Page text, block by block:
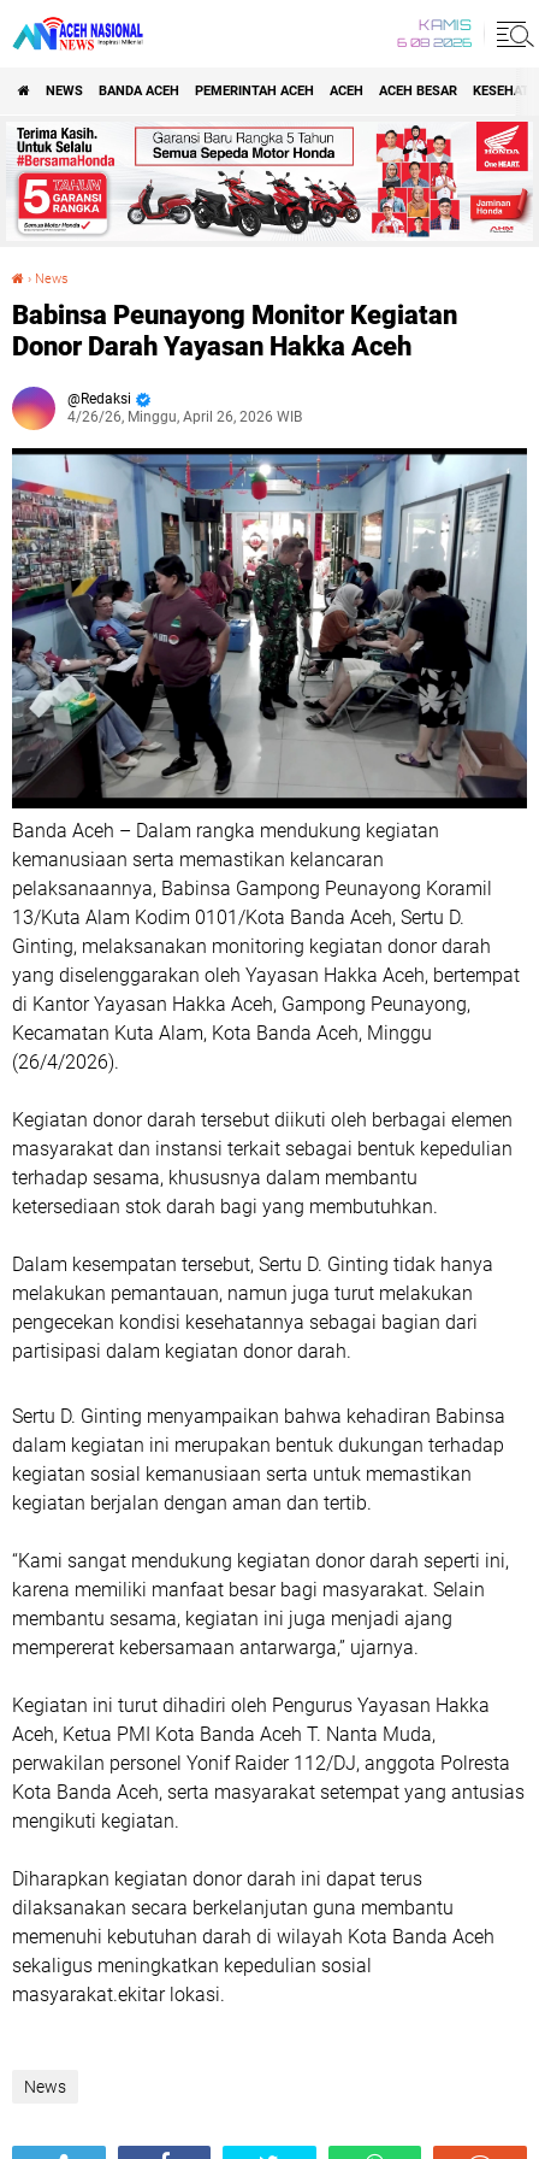
KAMIS
6 08 2026
NEWS BANDA ACEH PEMERINTAH ACEH ACEH ACEH BESAR
› News
Babinsa Peunayong Monitor Kegiatan
Donor Darah Yayasan Hakka Aceh
Redaksi
4/26/26, Minggu, April 26, 2026 WIB
Banda Aceh – Dalam rangka mendukung kegiatan
kemanusiaan serta memastikan kelancaran
pelaksanaannya, Babinsa Gampong Peunayong Koramil
13/Kuta Alam Kodim 0101/Kota Banda Aceh, Sertu D.
Ginting, melaksanakan monitoring kegiatan donor darah
yang diselenggarakan oleh Yayasan Hakka Aceh, bertempat
di Kantor Yayasan Hakka Aceh, Gampong Peunayong,
Kecamatan Kuta Alam, Kota Banda Aceh, Minggu
(26/4/2026).
Kegiatan donor darah tersebut diikuti oleh berbagai elemen
masyarakat dan instansi terkait sebagai bentuk kepedulian
terhadap sesama, khususnya dalam membantu
ketersediaan stok darah bagi yang membutuhkan.
Dalam kesempatan tersebut, Sertu D. Ginting tidak hanya
melakukan pemantauan, namun juga turut melakukan
pengecekan kondisi kesehatannya sebagai bagian dari
partisipasi dalam kegiatan donor darah.
Sertu D. Ginting menyampaikan bahwa kehadiran Babinsa
dalam kegiatan ini merupakan bentuk dukungan terhadap
kegiatan sosial kemanusiaan serta untuk memastikan
kegiatan berjalan dengan aman dan tertib.
“Kami sangat mendukung kegiatan donor darah seperti ini,
karena memiliki manfaat besar bagi masyarakat. Selain
membantu sesama, kegiatan ini juga menjadi ajang
mempererat kebersamaan antarwarga,” ujarnya.
Kegiatan ini turut dihadiri oleh Pengurus Yayasan Hakka
Aceh, Ketua PMI Kota Banda Aceh T. Nanta Muda,
perwakilan personel Yonif Raider 112/DJ, anggota Polresta
Kota Banda Aceh, serta masyarakat setempat yang antusias
mengikuti kegiatan.
Diharapkan kegiatan donor darah ini dapat terus
dilaksanakan secara berkelanjutan guna membantu
memenuhi kebutuhan darah di wilayah Kota Banda Aceh
sekaligus meningkatkan kepedulian sosial
masyarakat.ekitar lokasi.
News